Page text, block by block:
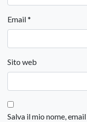
Email*
Sito web
Salva il mio nome,